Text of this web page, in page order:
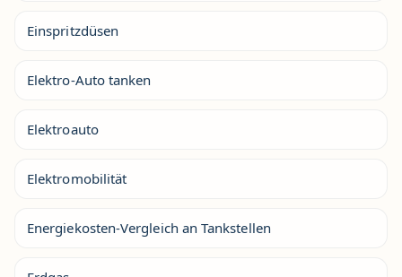
Einspritzdüsen
Elektro-Auto tanken
Elektroauto
Elektromobilität
Energiekosten-Vergleich an Tankstellen